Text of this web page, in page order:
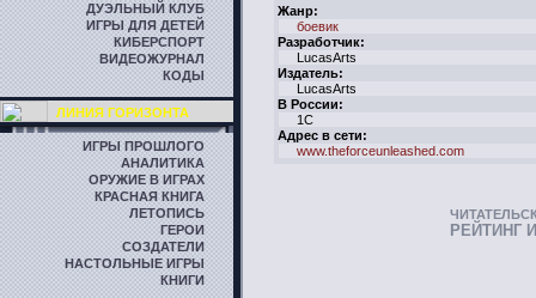
ДУЭЛЬНЫЙ КЛУБ
ИГРЫ ДЛЯ ДЕТЕЙ
КИБЕРСПОРТ
ВИДЕОЖУРНАЛ
КОДЫ
ЛИНИЯ ГОРИЗОНТА
ИГРЫ ПРОШЛОГО
АНАЛИТИКА
ОРУЖИЕ В ИГРАХ
КРАСНАЯ КНИГА
ЛЕТОПИСЬ
ГЕРОИ
СОЗДАТЕЛИ
НАСТОЛЬНЫЕ ИГРЫ
КНИГИ
Жанр:
боевик
Разработчик:
LucasArts
Издатель:
LucasArts
В России:
1C
Адрес в сети:
www.theforceunleashed.com
РЕЙТИНГ